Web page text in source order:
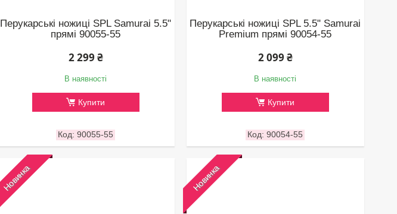
Перукарські ножиці SPL Samurai 5.5"
прямі 90055-55
2 299 ₴
В наявності
Купити
90055-55
Перукарські ножиці SPL 5.5" Samurai
Premium прямі 90054-55
2 099 ₴
В наявності
Купити
90054-55
Новинка Новинка